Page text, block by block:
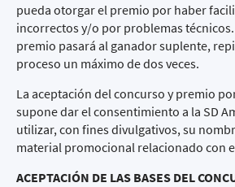
pueda otorgar el premio por haber
incorrectos y/o por problemas técnicos.
premio pasará al ganador suplente,
proceso un máximo de dos veces.
La aceptación del concurso y premio
supone dar el consentimiento a la SD
utilizar, con fines divulgativos, su
material promocional relacionado con
ACEPTACIÓN DE LAS BASES DEL